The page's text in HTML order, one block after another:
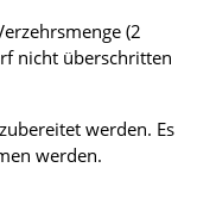
(2
nicht überschritten
werden. Es
werden.